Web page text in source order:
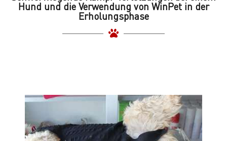
Hund und die Verwendung von WinPet in der
Erholungsphase